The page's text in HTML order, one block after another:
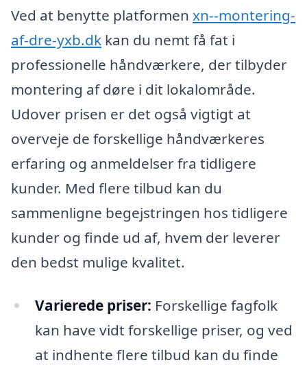
Ved at benytte platformen xn--montering-
af-dre-yxb.dk kan du nemt få fat i
professionelle håndværkere, der tilbyder
montering af døre i dit lokalområde.
Udover prisen er det også vigtigt at
overveje de forskellige håndværkeres
erfaring og anmeldelser fra tidligere
kunder. Med flere tilbud kan du
sammenligne begejstringen hos tidligere
kunder og finde ud af, hvem der leverer
den bedst mulige kvalitet.
Varierede priser: Forskellige fagfolk
kan have vidt forskellige priser, og ved
at indhente flere tilbud kan du finde